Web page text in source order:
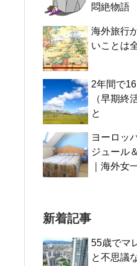
悶絶物語
海外旅行
いことは
2年間で
（早期終
と
ヨーロッ
ジュール
｜海外女
新着記事
55歳でマ
と不思議